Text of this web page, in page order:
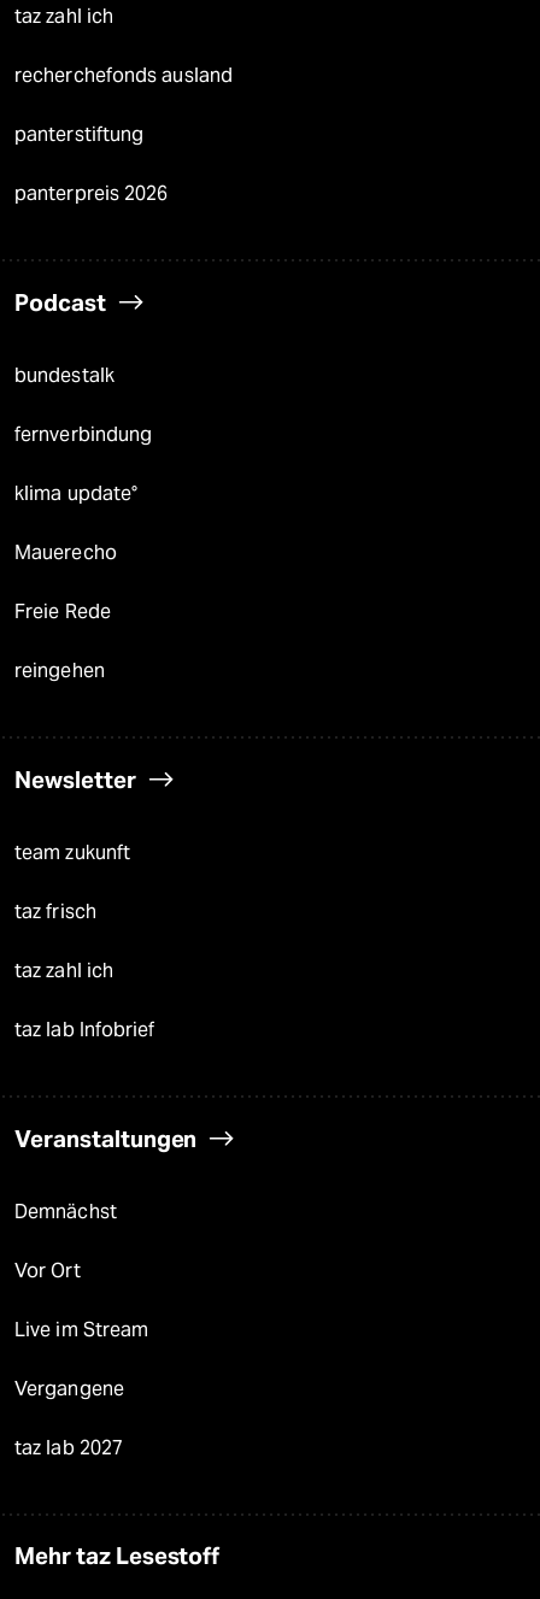
taz zahl ich
recherchefonds ausland
panterstiftung
panterpreis 2026
Podcast
bundestalk
fernverbindung
klima update°
Mauerecho
Freie Rede
reingehen
Newsletter
team zukunft
taz frisch
taz zahl ich
taz lab Infobrief
Veranstaltungen
Demnächst
Vor Ort
Live im Stream
Vergangene
taz lab 2027
Mehr taz Lesestoff